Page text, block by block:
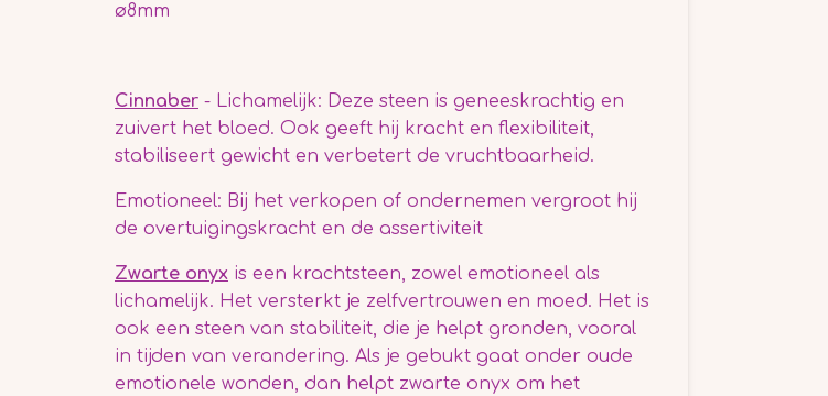
ø8mm
Cinnaber - Lichamelijk: Deze steen is geneeskrachtig en
zuivert het bloed. Ook geeft hij kracht en flexibiliteit,
stabiliseert gewicht en verbetert de vruchtbaarheid.
Emotioneel: Bij het verkopen of ondernemen vergroot hij
de overtuigingskracht en de assertiviteit
Zwarte onyx is een krachtsteen, zowel emotioneel als
lichamelijk. Het versterkt je zelfvertrouwen en moed. Het is
ook een steen van stabiliteit, die je helpt gronden, vooral
in tijden van verandering. Als je gebukt gaat onder oude
emotionele wonden, dan helpt zwarte onyx om het